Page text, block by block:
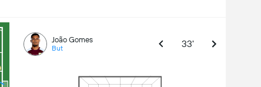
João Gomes
But 33'